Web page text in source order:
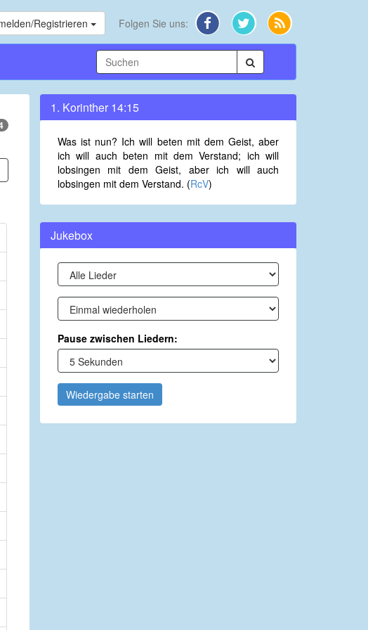
Registrieren Folgen Sie uns:
1. Korinther 14:15
Was ist nun? Ich will beten mit dem Geist, aber
ich will auch beten mit dem Verstand; ich will
lobsingen mit dem Geist, aber ich will auch
lobsingen mit dem Verstand. (RcV)
Jukebox
Pause zwischen Liedern:
Wiedergabe starten